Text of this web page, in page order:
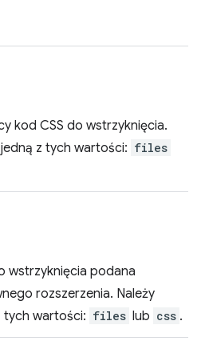
kod CSS do wstrzyknięcia.
z tych wartości: files
wstrzyknięcia podana
rozszerzenia. Należy
tych wartości: files lub css .